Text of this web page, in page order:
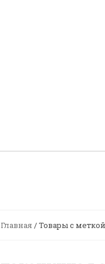
Главная / Товары с